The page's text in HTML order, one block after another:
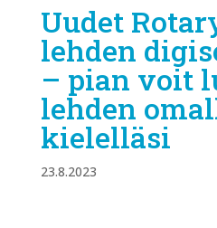
Uudet
lehden
– pian voit
lehden
kielelläsi
23.8.2023